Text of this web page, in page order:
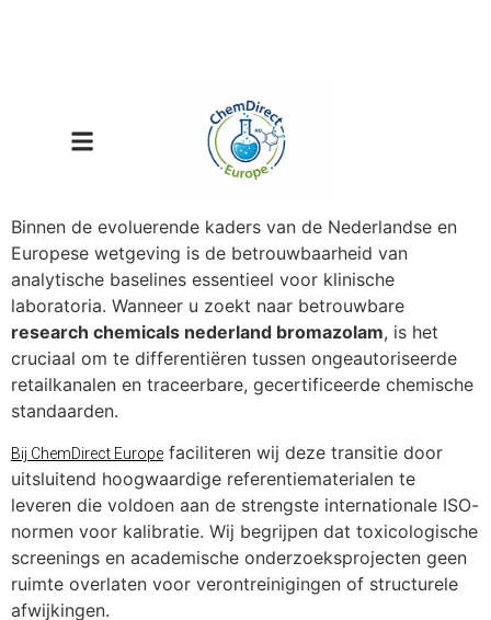
Binnen de evoluerende kaders van de Nederlandse en
Europese wetgeving is de betrouwbaarheid van
analytische baselines essentieel voor klinische
laboratoria. Wanneer u zoekt naar betrouwbare
research chemicals nederland bromazolam, is het
cruciaal om te differentiëren tussen ongeautoriseerde
retailkanalen en traceerbare, gecertificeerde chemische
standaarden.
Bij ChemDirect Europe faciliteren wij deze transitie door
uitsluitend hoogwaardige referentiematerialen te
leveren die voldoen aan de strengste internationale ISO-
normen voor kalibratie. Wij begrijpen dat toxicologische
screenings en academische onderzoeksprojecten geen
ruimte overlaten voor verontreinigingen of structurele
afwijkingen.